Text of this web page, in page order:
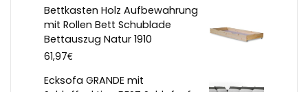
Bettkasten Holz Aufbewahrung
mit Rollen Bett Schublade
Bettauszug Natur 1910
61,97€
Ecksofa GRANDE mit